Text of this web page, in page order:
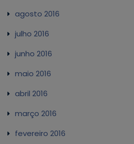
agosto 2016
julho 2016
junho 2016
maio 2016
abril 2016
março 2016
fevereiro 2016